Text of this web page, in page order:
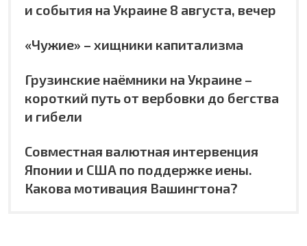
и события на Украине 8 августа, вечер
«Чужие» – хищники капитализма
Грузинские наёмники на Украине –
короткий путь от вербовки до бегства
и гибели
Совместная валютная интервенция
Японии и США по поддержке иены.
Какова мотивация Вашингтона?